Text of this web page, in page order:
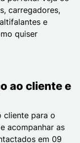
carregadores,
e
quiser
ao cliente e
cliente para o
acompanhar as
em 09